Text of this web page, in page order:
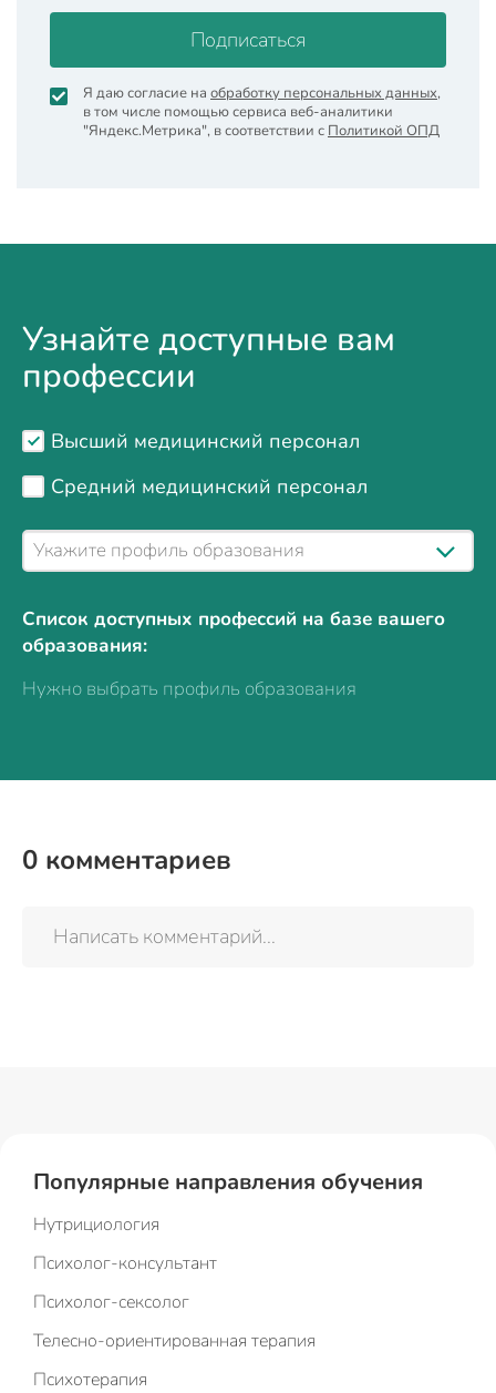
Подписаться
Я даю согласие на обработку персональных данных,
в том числе помощью сервиса веб-аналитики
"Яндекс.Метрика", в соответствии с Политикой ОПД
Узнайте доступные вам
профессии
Высший медицинский персонал
Средний медицинский персонал
Список доступных профессий на базе вашего
образования:
Нужно выбрать профиль образования
0 комментариев
Написать комментарий...
Популярные направления обучения
Нутрициология
Психолог-консультант
Психолог-сексолог
Телесно-ориентированная терапия
Психотерапия